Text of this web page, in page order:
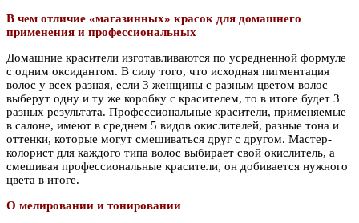
В чем отличие «магазинных» красок для домашнего
применения и профессиональных
Домашние красители изготавливаются по усредненной формуле
с одним оксидантом. В силу того, что исходная пигментация
волос у всех разная, если 3 женщины с разным цветом волос
выберут одну и ту же коробку с красителем, то в итоге будет 3
разных результата. Профессиональные красители, применяемые
в салоне, имеют в среднем 5 видов окислителей, разные тона и
оттенки, которые могут смешиваться друг с другом. Мастер-
колорист для каждого типа волос выбирает свой окислитель, а
смешивая профессиональные красители, он добивается нужного
цвета в итоге.
О мелировании и тонировании